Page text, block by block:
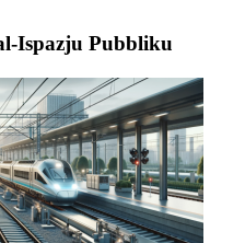
Ispazju Pubbliku